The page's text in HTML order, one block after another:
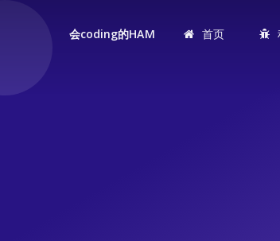
会coding的HAM 首页